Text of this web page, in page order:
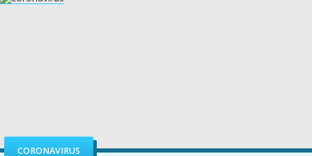
CORONAVIRUS